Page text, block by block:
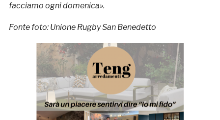
facciamo ogni domenica».
Fonte foto: Unione Rugby San Benedetto